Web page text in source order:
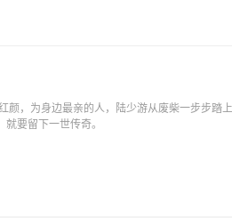
，为身边最亲的人，陆少游从废柴一步步
要留下一世传奇。